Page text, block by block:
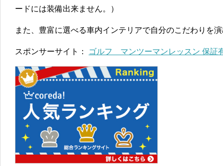
ードには装備出来ません。）
また、豊富に選べる車内インテリアで自分のこだわりを
スポンサーサイト： ゴルフ マンツーマンレッスン 保証